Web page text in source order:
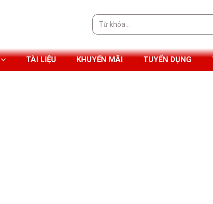
Tìm
kiếm:
TÀI LIỆU KHUYẾN MÃI TUYỂN DỤNG